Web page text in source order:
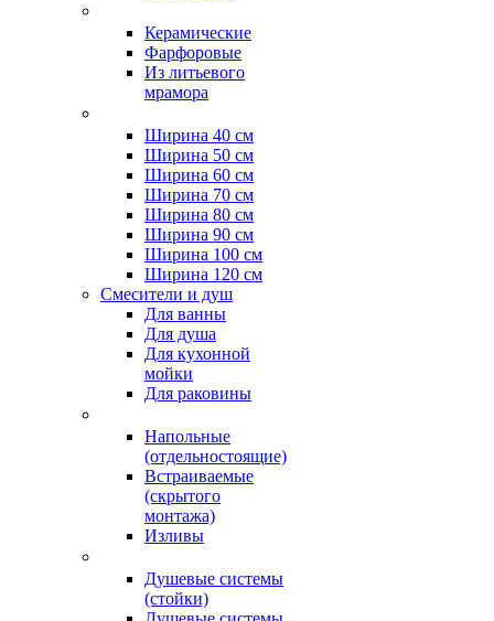
Керамические
Фарфоровые
Из литьевого
мрамора
Ширина 40 см
Ширина 50 см
Ширина 60 см
Ширина 70 см
Ширина 80 см
Ширина 90 см
Ширина 100 см
Ширина 120 см
Смесители и душ
Для ванны
Для душа
Для кухонной
мойки
Для раковины
Напольные
(отдельностоящие)
Встраиваемые
(скрытого
монтажа)
Изливы
Душевые системы
(стойки)